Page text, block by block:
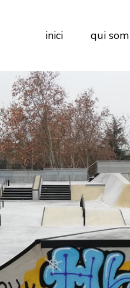
inici qui som